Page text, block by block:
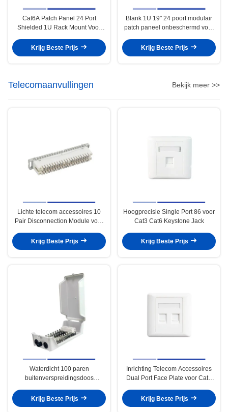
Cat6A Patch Panel 24 Port
Shielded 1U Rack Mount Voor
Krijg Beste Prijs
Blank 1U 19" 24 poort modulair
patch paneel onbeschermd voor
Krijg Beste Prijs
Telecomaanvullingen Bekijk meer >>
Lichte telecom accessoires 10
Pair Disconnection Module voor
Krijg Beste Prijs
Hoogprecisie Single Port 86 voor
Cat3 Cat6 Keystone Jack
Krijg Beste Prijs
Waterdicht 100 paren
buitenverspreidingsdoos
telecomsysteem
Krijg Beste Prijs
Inrichting Telecom Accessoires
Dual Port Face Plate voor Cat3
Krijg Beste Prijs